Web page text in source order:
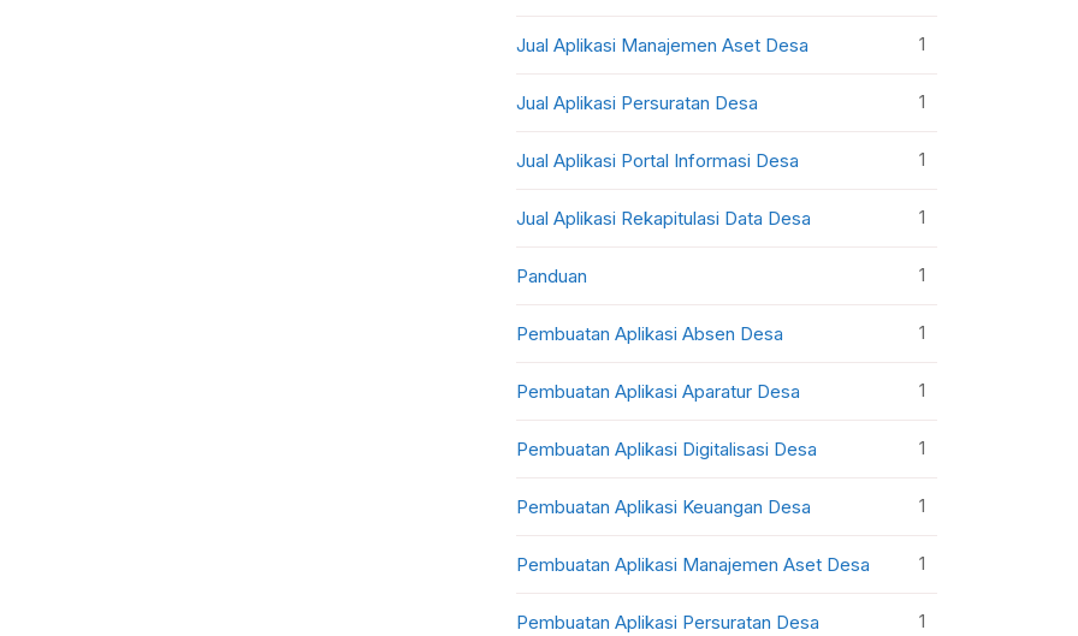
Jual Aplikasi Manajemen Aset Desa 1
Jual Aplikasi Persuratan Desa 1
Jual Aplikasi Portal Informasi Desa 1
Jual Aplikasi Rekapitulasi Data Desa 1
Panduan 1
Pembuatan Aplikasi Absen Desa 1
Pembuatan Aplikasi Aparatur Desa 1
Pembuatan Aplikasi Digitalisasi Desa 1
Pembuatan Aplikasi Keuangan Desa 1
Pembuatan Aplikasi Manajemen Aset Desa 1
Pembuatan Aplikasi Persuratan Desa 1